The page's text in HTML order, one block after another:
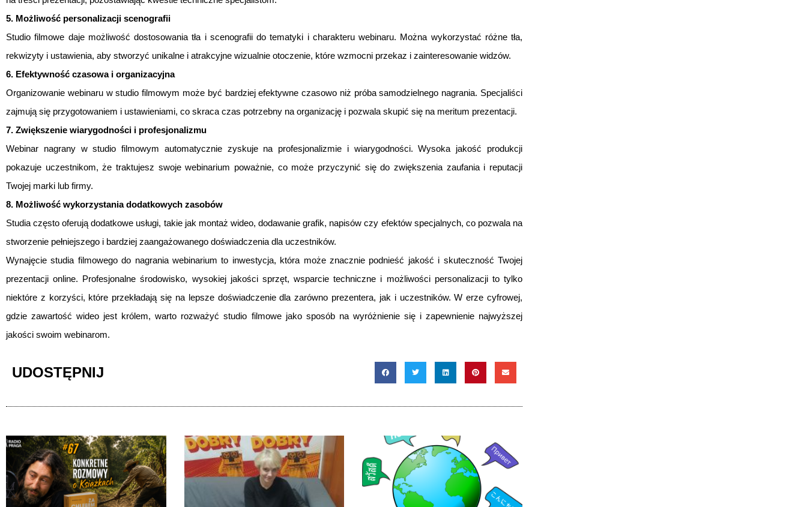
5. Możliwość personalizacji scenografii
Studio filmowe daje możliwość dostosowania tła i scenografii do tematyki i charakteru webinaru. Można wykorzystać różne tła,
rekwizyty i ustawienia, aby stworzyć unikalne i atrakcyjne wizualnie otoczenie, które wzmocni przekaz i zainteresowanie widzów.
6. Efektywność czasowa i organizacyjna
Organizowanie webinaru w studio filmowym może być bardziej efektywne czasowo niż próba samodzielnego nagrania. Specjaliści
zajmują się przygotowaniem i ustawieniami, co skraca czas potrzebny na organizację i pozwala skupić się na meritum prezentacji.
7. Zwiększenie wiarygodności i profesjonalizmu
Webinar nagrany w studio filmowym automatycznie zyskuje na profesjonalizmie i wiarygodności. Wysoka jakość produkcji
pokazuje uczestnikom, że traktujesz swoje webinarium poważnie, co może przyczynić się do zwiększenia zaufania i reputacji
Twojej marki lub firmy.
8. Możliwość wykorzystania dodatkowych zasobów
Studia często oferują dodatkowe usługi, takie jak montaż wideo, dodawanie grafik, napisów czy efektów specjalnych, co pozwala na
stworzenie pełniejszego i bardziej zaangażowanego doświadczenia dla uczestników.
Wynajęcie studia filmowego do nagrania webinarium to inwestycja, która może znacznie podnieść jakość i skuteczność Twojej
prezentacji online. Profesjonalne środowisko, wysokiej jakości sprzęt, wsparcie techniczne i możliwości personalizacji to tylko
niektóre z korzyści, które przekładają się na lepsze doświadczenie dla zarówno prezentera, jak i uczestników. W erze cyfrowej,
gdzie zawartość wideo jest królem, warto rozważyć studio filmowe jako sposób na wyróżnienie się i zapewnienie najwyższej
jakości swoim webinarom.
UDOSTĘPNIJ